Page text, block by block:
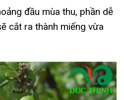
đầu mùa thu, phần dễ
cắt ra thành miếng vừa